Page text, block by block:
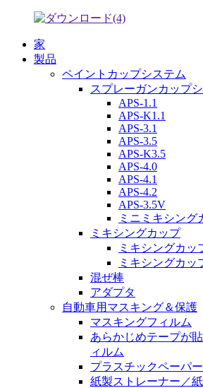
家
製品
ペイントカップシステム
スプレーガンカップ
APS-1.1
APS-K1.1
APS-3.1
APS-3.5
APS-K3.5
APS-4.0
APS-4.1
APS-4.2
APS-3.5V
ミニミキシング
ミキシングカップ
ミキシングカッ
ミキシングカッ
混ぜ棒
アダプタ
自動車用マスキング＆保護
マスキングフィルム
あらかじめテープが
ィルム
プラスチックペーパー
紙製ストレーナー／